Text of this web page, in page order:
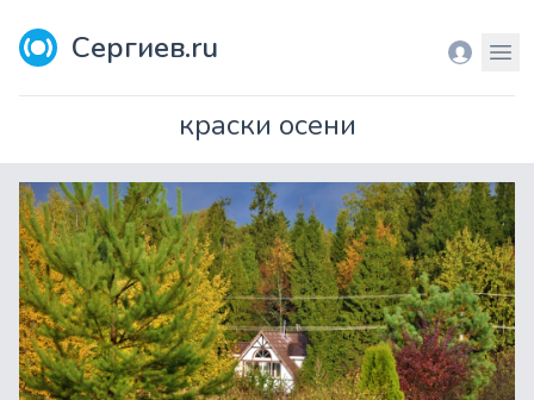
Сергиев.ru Вход
краски осени